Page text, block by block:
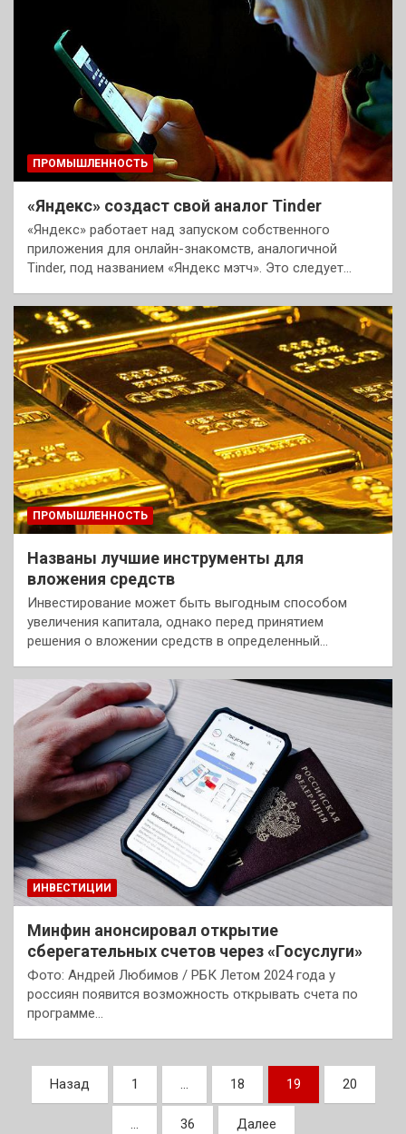
ПРОМЫШЛЕННОСТЬ
«Яндекс» создаст свой аналог Tinder
«Яндекс» работает над запуском собственного
приложения для онлайн-знакомств, аналогичной
Tinder, под названием «Яндекс мэтч». Это следует…
ПРОМЫШЛЕННОСТЬ
Названы лучшие инструменты для
вложения средств
Инвестирование может быть выгодным способом
увеличения капитала, однако перед принятием
решения о вложении средств в определенный…
ИНВЕСТИЦИИ
Минфин анонсировал открытие
сберегательных счетов через «Госуслуги»
Фото: Андрей Любимов / РБК Летом 2024 года у
россиян появится возможность открывать счета по
программе…
Пагинация
записей
Назад 1 … 18 19 20
… 36 Далее